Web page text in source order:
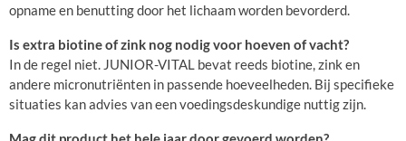
opname en benutting door het lichaam worden bevorderd.
Is extra biotine of zink nog nodig voor hoeven of vacht?
In de regel niet. JUNIOR-VITAL bevat reeds biotine, zink en
andere micronutriënten in passende hoeveelheden. Bij specifieke
situaties kan advies van een voedingsdeskundige nuttig zijn.